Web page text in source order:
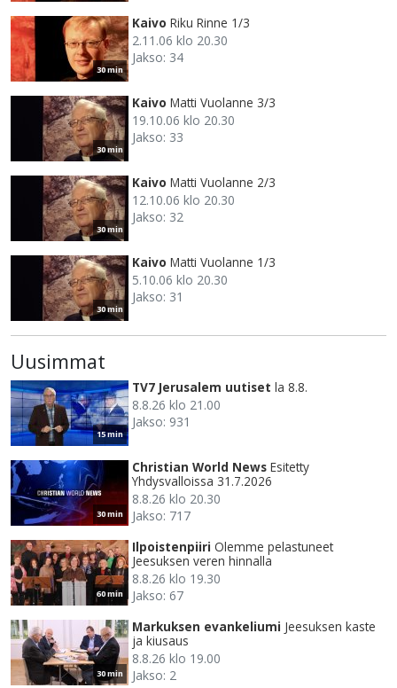
30 min
Kaivo Riku Rinne 1/3
2.11.06 klo 20.30
Jakso: 34
30 min
Kaivo Matti Vuolanne 3/3
19.10.06 klo 20.30
Jakso: 33
30 min
Kaivo Matti Vuolanne 2/3
12.10.06 klo 20.30
Jakso: 32
30 min
Kaivo Matti Vuolanne 1/3
5.10.06 klo 20.30
Jakso: 31
Uusimmat
15 min
TV7 Jerusalem uutiset la 8.8.
8.8.26 klo 21.00
Jakso: 931
30 min
Christian World News Esitetty
Yhdysvalloissa 31.7.2026
8.8.26 klo 20.30
Jakso: 717
60 min
Ilpoistenpiiri Olemme pelastuneet
Jeesuksen veren hinnalla
8.8.26 klo 19.30
Jakso: 67
30 min
Markuksen evankeliumi Jeesuksen kaste
ja kiusaus
8.8.26 klo 19.00
Jakso: 2